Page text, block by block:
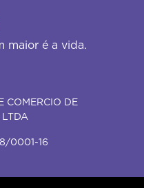
maior é a vida.
COMERCIO DE
LTDA
0001-16